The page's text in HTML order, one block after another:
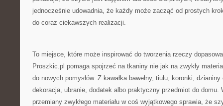
jednocześnie udowadnia, że każdy może zacząć od prostych
do coraz ciekawszych realizacji.
To miejsce, które może inspirować do tworzenia rzeczy
Proszkic.pl pomaga spojrzeć na tkaniny nie jak na zwykły
do nowych pomysłów. Z kawałka bawełny, tiulu, koronki,
dekoracja, ubranie, dodatek albo praktyczny przedmiot do domu.
przemiany zwykłego materiału w coś wyjątkowego sprawia, że